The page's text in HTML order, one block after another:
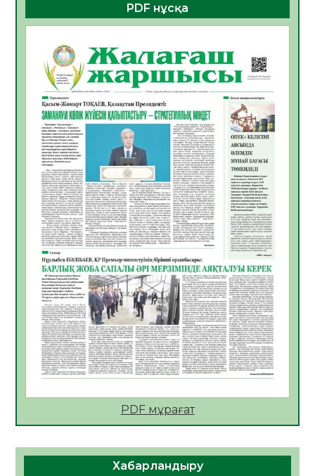
Инфекциялық ауруларға қарсы иммундау
жұмыстарының тиімділігі
06.08.2026
Көкжөтел ауруы туралы
06.08.2026
23
АПВ вакцинасы туралы мәлімет
06.08.2026
24
Open Air: Қызылорда облысы полиция
департаменті 20 мыңнан астам
көрерменнің қауіпсіздігін қамтамасыз етті
06.08.2026
36
ҚЫЗЫЛОРДАДА «САНАЛЫ ҰРПАҚ –
ЖАРҚЫН БОЛАШАҚ» АТТЫ КЕҢЕЙТІЛГЕН
МӘЖІЛІС ӨТТІ
05.08.2026
36
Қазақстан Орталық Азиядағы көшуге ең
қолайлы ел атанды
05.08.2026
37
Өрт қауіпсіздігі талаптарын сақтау – әр
кеңесшісі болып тағайындалды
PDF нұсқа
PDF мұрағат
Хабарландыру